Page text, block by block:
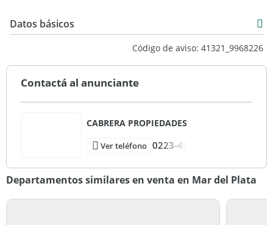
Nota: Las medidas indicadas, y las imágenes son meramente
Datos básicos
Código de aviso: 41321_9968226
Contactá al anunciante
CABRERA PROPIEDADES
Ver teléfono 0223-49
Departamentos similares en venta en Mar del Plata